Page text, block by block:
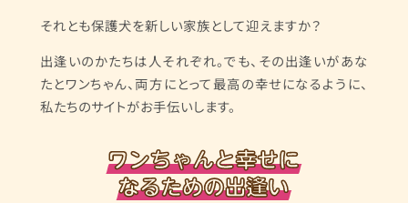
それとも保護犬を新しい家族として迎えますか？
出逢いのかたちは人それぞれ。でも、その出逢いがあな
たとワンちゃん、両方にとって最高の幸せになるように、
私たちのサイトがお手伝いします。